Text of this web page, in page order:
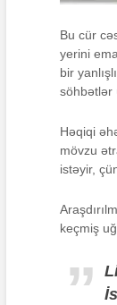
Bu cür
yerini
bir
söhbətlər
Həqiqi
mövzu
istəyir,
keçmiş